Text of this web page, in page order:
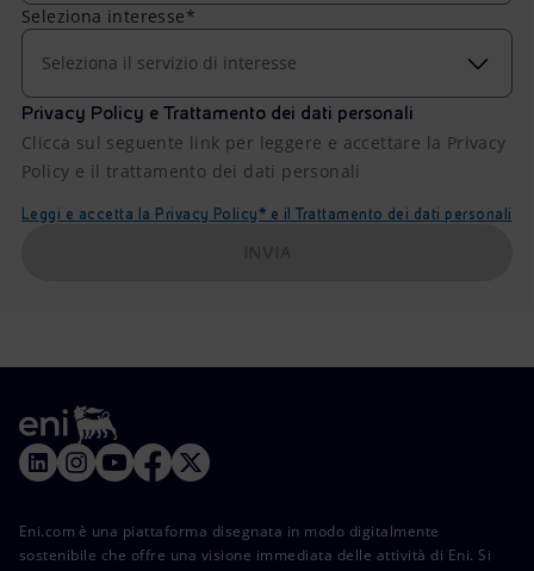
Seleziona interesse*
Seleziona il servizio di interesse
Privacy Policy e Trattamento dei dati personali
Clicca sul seguente link per leggere e accettare la Privacy
Policy e il trattamento dei dati personali
Leggi e accetta la Privacy Policy* e il Trattamento dei dati personali
Eni.com è una piattaforma disegnata in modo digitalmente
sostenibile che offre una visione immediata delle attività di Eni. Si